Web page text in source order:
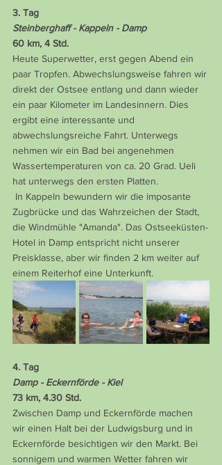
3. Tag
Steinberghaff - Kappeln - Damp
60 km, 4 Std.
Heute Superwetter, erst gegen Abend ein
paar Tropfen. Abwechslungsweise fahren wir
direkt der Ostsee entlang und dann wieder
ein paar Kilometer im Landesinnern. Dies
ergibt eine interessante und
abwechslungsreiche Fahrt. Unterwegs
nehmen wir ein Bad bei angenehmen
Wassertemperaturen von ca. 20 Grad. Ueli
hat unterwegs den ersten Platten.
Zugbrücke und das Wahrzeichen der Stadt,
die Windmühle "Amanda". Das Ostseeküsten-
Hotel in Damp entspricht nicht unserer
Preisklasse, aber wir finden 2 km weiter auf
einem Reiterhof eine Unterkunft.
4. Tag
Damp - Eckernförde - Kiel
73 km, 4.30 Std.
Zwischen Damp und Eckernförde machen
wir einen Halt bei der Ludwigsburg und in
Eckernförde besichtigen wir den Markt. Bei
sonnigem und warmen Wetter fahren wir